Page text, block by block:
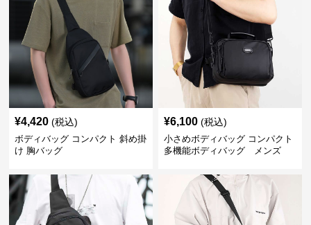
¥4,420 (税込)
ボディバッグ コンパクト 斜め掛
け 胸バッグ
¥6,100 (税込)
小さめボディバッグ コンパクト
多機能ボディバッグ メンズ